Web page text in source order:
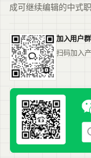
成可继续编辑的中式职
加入用户群
扫码加入